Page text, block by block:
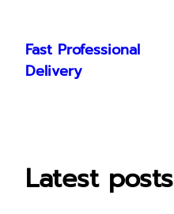
content
Fast Professional
Delivery
Latest posts